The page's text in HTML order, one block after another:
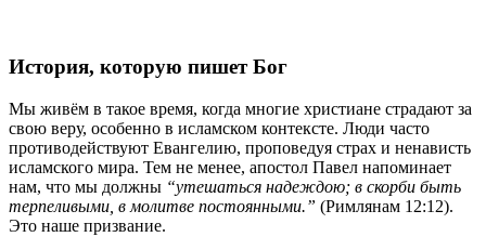
История, которую пишет Бог
Мы живём в такое время, когда многие христиане страдают за
свою веру, особенно в исламском контексте. Люди часто
противодействуют Евангелию, проповедуя страх и ненависть
исламского мира. Тем не менее, апостол Павел напоминает
нам, что мы должны “утешаться надеждою; в скорби быть
терпеливыми, в молитве постоянными.” (Римлянам 12:12).
Это наше призвание.